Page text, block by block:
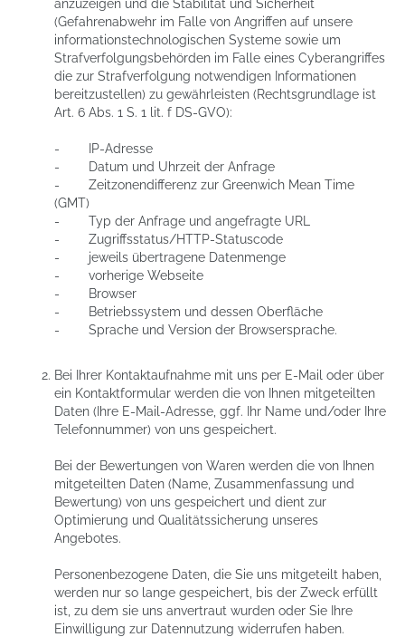
anzuzeigen und die Stabilität und Sicherheit
(Gefahrenabwehr im Falle von Angriffen auf unsere
informationstechnologischen Systeme sowie um
Strafverfolgungsbehörden im Falle eines Cyberangriffes
die zur Strafverfolgung notwendigen Informationen
bereitzustellen) zu gewährleisten (Rechtsgrundlage ist
Art. 6 Abs. 1 S. 1 lit. f DS-GVO):
- IP-Adresse
- Datum und Uhrzeit der Anfrage
- Zeitzonendifferenz zur Greenwich Mean Time
(GMT)
- Typ der Anfrage und angefragte URL
- Zugriffsstatus/HTTP-Statuscode
- jeweils übertragene Datenmenge
- vorherige Webseite
- Browser
- Betriebssystem und dessen Oberfläche
- Sprache und Version der Browsersprache.
Bei Ihrer Kontaktaufnahme mit uns per E-Mail oder über
ein Kontaktformular werden die von Ihnen mitgeteilten
Daten (Ihre E-Mail-Adresse, ggf. Ihr Name und/oder Ihre
Telefonnummer) von uns gespeichert.
Bei der Bewertungen von Waren werden die von Ihnen
mitgeteilten Daten (Name, Zusammenfassung und
Bewertung) von uns gespeichert und dient zur
Optimierung und Qualitätssicherung unseres
Angebotes.
Personenbezogene Daten, die Sie uns mitgeteilt haben,
werden nur so lange gespeichert, bis der Zweck erfüllt
ist, zu dem sie uns anvertraut wurden oder Sie Ihre
Einwilligung zur Datennutzung widerrufen haben.